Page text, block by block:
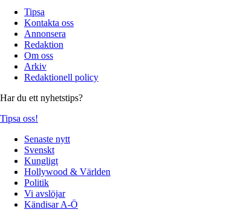
Tipsa
Kontakta oss
Annonsera
Redaktion
Om oss
Arkiv
Redaktionell policy
Har du ett nyhetstips?
Tipsa oss!
Senaste nytt
Svenskt
Kungligt
Hollywood & Världen
Politik
Vi avslöjar
Kändisar A-Ö